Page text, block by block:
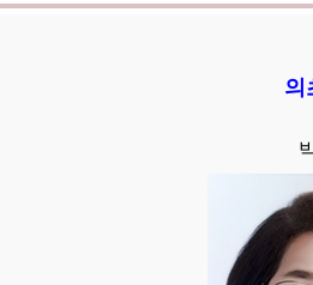
의